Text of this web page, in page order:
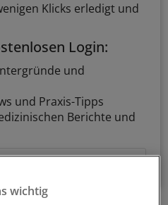
Klicks erledigt und
Login:
und
und Praxis-Tipps
Berichte und
für den Zugang
wichtig